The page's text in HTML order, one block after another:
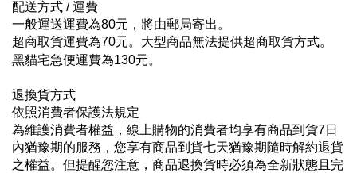
配送方式 / 運費
一般運送運費為80元，將由郵局寄出。
超商取貨運費為70元。大型商品無法提供超商取貨方式。
黑貓宅急便運費為130元。
退換貨方式
依照消費者保護法規定
為維護消費者權益，線上購物的消費者均享有商品到貨7日
內猶豫期的服務，您享有商品到貨七天猶豫期隨時解約退貨
之權益。但提醒您注意，商品退換貨時必須為全新狀態且完